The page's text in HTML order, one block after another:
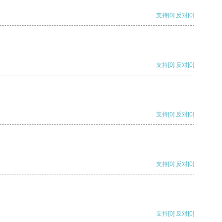
支持[0] 反对[0]
支持[0] 反对[0]
支持[0] 反对[0]
支持[0] 反对[0]
支持[0] 反对[0]